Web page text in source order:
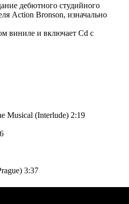
дебютного студийного
Action Bronson, изначально
виниле и включает Cd с
Musical (Interlude) 2:19
3:37